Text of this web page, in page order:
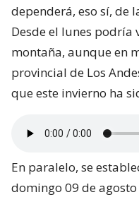
dependerá, eso sí, de
Desde el lunes
montaña, aunque en
provincial de Los
que este invierno ha
En paralelo, se
domingo 09 de